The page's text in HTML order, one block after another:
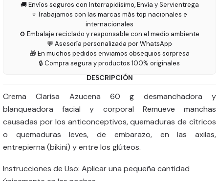
🚚 Envíos seguros con Interrapidísimo, Envía y Servientrega
⭐ Trabajamos con las marcas más top nacionales e
internacionales
♻️ Embalaje reciclado y responsable con el medio ambiente
💬 Asesoría personalizada por WhatsApp
🎁 En muchos pedidos enviamos obsequios sorpresa
🔒 Compra segura y productos 100% originales
DESCRIPCIÓN
Crema Clarisa Azucena 60 g desmanchadora y
blanqueadora facial y corporal Remueve manchas
causadas por los anticonceptivos, quemaduras de cítricos
o quemaduras leves, de embarazo, en las axilas,
entrepierna (bikini) y entre los glúteos.
Instrucciones de Uso: Aplicar una pequeña cantidad